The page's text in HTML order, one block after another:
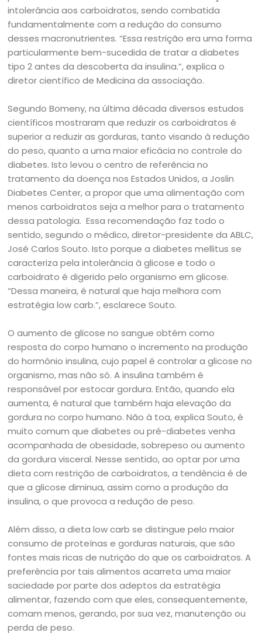
intolerância aos carboidratos, sendo combatida
fundamentalmente com a redução do consumo
desses macronutrientes. “Essa restrição era uma forma
particularmente bem-sucedida de tratar a diabetes
tipo 2 antes da descoberta da insulina.”, explica o
diretor científico de Medicina da associação.
Segundo Bomeny, na última década diversos estudos
científicos mostraram que reduzir os carboidratos é
superior a reduzir as gorduras, tanto visando à redução
do peso, quanto a uma maior eficácia no controle do
diabetes. Isto levou o centro de referência no
tratamento da doença nos Estados Unidos, a Joslin
Diabetes Center, a propor que uma alimentação com
menos carboidratos seja a melhor para o tratamento
dessa patologia. Essa recomendação faz todo o
sentido, segundo o médico, diretor-presidente da ABLC,
José Carlos Souto. Isto porque a diabetes mellitus se
caracteriza pela intolerância à glicose e todo o
carboidrato é digerido pelo organismo em glicose.
“Dessa maneira, é natural que haja melhora com
estratégia low carb.”, esclarece Souto.
O aumento de glicose no sangue obtém como
resposta do corpo humano o incremento na produção
do hormônio insulina, cujo papel é controlar a glicose no
organismo, mas não só. A insulina também é
responsável por estocar gordura. Então, quando ela
aumenta, é natural que também haja elevação da
gordura no corpo humano. Não à toa, explica Souto, é
muito comum que diabetes ou pré-diabetes venha
acompanhada de obesidade, sobrepeso ou aumento
da gordura visceral. Nesse sentido, ao optar por uma
dieta com restrição de carboidratos, a tendência é de
que a glicose diminua, assim como a produção da
insulina, o que provoca a redução de peso.
Além disso, a dieta low carb se distingue pelo maior
consumo de proteínas e gorduras naturais, que são
fontes mais ricas de nutrição do que os carboidratos. A
preferência por tais alimentos acarreta uma maior
saciedade por parte dos adeptos da estratégia
alimentar, fazendo com que eles, consequentemente,
comam menos, gerando, por sua vez, manutenção ou
perda de peso.